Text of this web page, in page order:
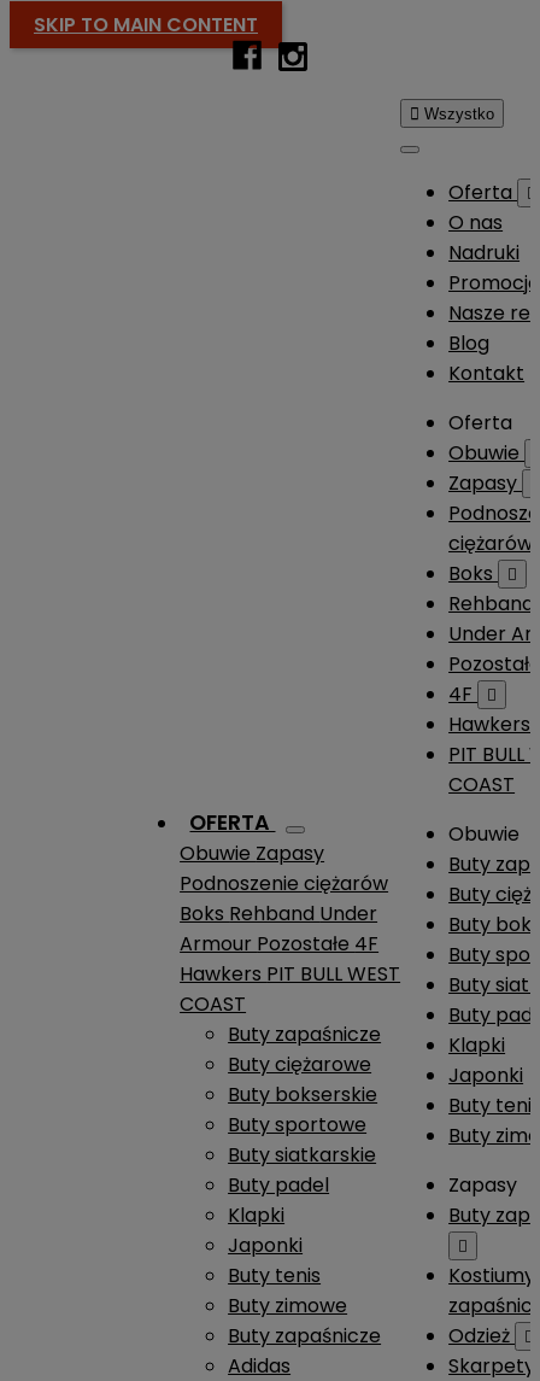
SKIP TO MAIN CONTENT
OFERTA
Obuwie Zapasy
Podnoszenie ciężarów
Boks Rehband Under
Armour Pozostałe 4F
Hawkers PIT BULL WEST
COAST
Buty zapaśnicze
Buty ciężarowe
Buty bokserskie
Buty sportowe
Buty siatkarskie
Buty padel
Klapki
Japonki
Buty tenis
Buty zimowe
Buty zapaśnicze
Adidas
 Wszystko
Oferta 
O nas
Nadruki
Promocje
Nasze
Blog
Kontakt
Oferta
Obuwie
Zapasy
ciężarów
Boks

Rehband
Under
4F

Hawkers
PIT BULL
COAST
Obuwie
Buty
Buty
Buty
Buty
Buty
Buty
Klapki
Japonki
Buty
Buty
Zapasy
Buty

Kostiumy
Odzież

Skarpety